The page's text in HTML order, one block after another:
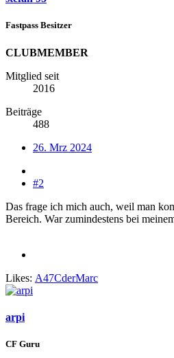
Fastpass Besitzer
CLUBMEMBER
Mitglied seit
2016
Beiträge
488
26. Mrz 2024
#2
Das frage ich mich auch, weil man
Bereich. War zumindestens bei
Likes: A47CderMarc
arpi
CF Guru